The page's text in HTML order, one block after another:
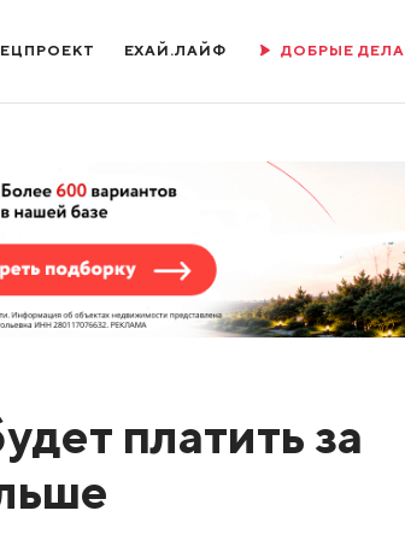
ЕХАЙ.ЛАЙФ ДОБРЫЕ ДЕЛА
платить за